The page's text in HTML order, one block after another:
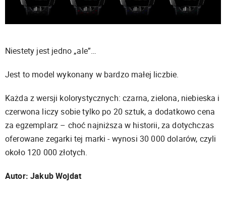
Niestety jest jedno „ale”…
Jest to model wykonany w bardzo małej liczbie.
Każda z wersji kolorystycznych: czarna, zielona, niebieska i
czerwona liczy sobie tylko po 20 sztuk, a dodatkowo cena
za egzemplarz – choć najniższa w historii, za dotychczas
oferowane zegarki tej marki - wynosi 30 000 dolarów, czyli
około 120 000 złotych.
Autor: Jakub Wojdat